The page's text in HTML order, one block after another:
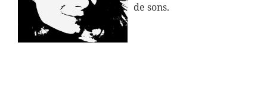
de sons.